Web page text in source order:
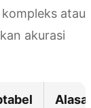
atau
akurasi